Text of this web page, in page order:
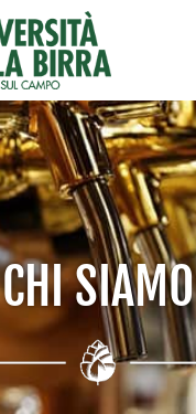
CHI SIAMO